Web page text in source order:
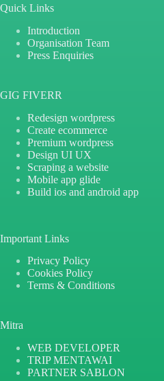
Quick Links
Introduction
Organisation Team
Press Enquiries
GIG FIVERR
Redesign wordpress
Create ecommerce
Premium wordpress
Design UI UX
Scraping a website
Mobile app glide
Build ios and android app
Important Links
Privacy Policy
Cookies Policy
Terms & Conditions
Mitra
WEB DEVELOPER
TRIP MENTAWAI
PARTNER SABLON